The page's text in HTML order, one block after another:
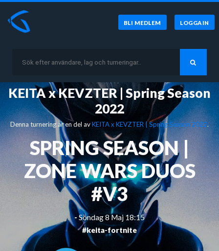
BLI MEDLEM LOGGA IN
KEITA x KEVZTER | Spring Season
2022
Denna turnering är en del avKEITA x KEVZTER | Spring Season 2022.
SPRING SEASON |
ZONE WARS DUOS
#V3
- Söndag 8 Maj 18:15
#keita-fortnite